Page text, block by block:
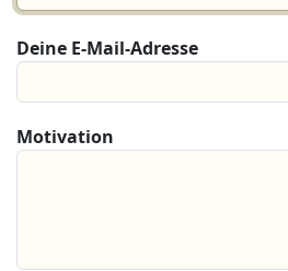
Deine E-Mail-Adresse
Motivation